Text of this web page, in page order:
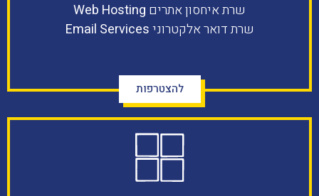
שרת איחסון אתרים Web Hosting
שרת דואר אלקטרוניEmail Services
להצטרפות